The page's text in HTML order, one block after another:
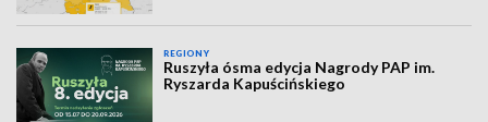
REGIONY
Ruszyła ósma edycja Nagrody PAP im.
Ryszarda Kapuścińskiego